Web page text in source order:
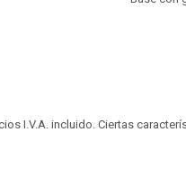
I.V.A. incluido. Ciertas